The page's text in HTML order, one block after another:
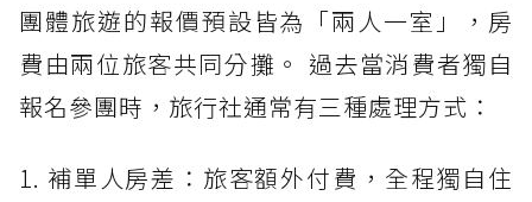
團體旅遊的報價預設皆為「兩人一室」，房
費由兩位旅客共同分攤。 過去當消費者獨自
報名參團時，旅行社通常有三種處理方式：
1. 補單人房差：旅客額外付費，全程獨自住